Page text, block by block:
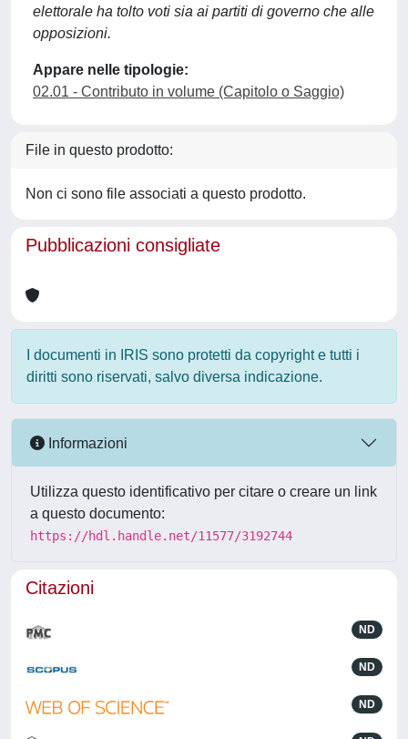
elettorale ha tolto voti sia ai partiti di governo che alle
opposizioni.
Appare nelle tipologie:
02.01 - Contributo in volume (Capitolo o Saggio)
File in questo prodotto:
Non ci sono file associati a questo prodotto.
Pubblicazioni consigliate
I documenti in IRIS sono protetti da copyright e tutti i
diritti sono riservati, salvo diversa indicazione.
Informazioni
Utilizza questo identificativo per citare o creare un link
a questo documento:
https://hdl.handle.net/11577/3192744
Citazioni
ND
ND
ND